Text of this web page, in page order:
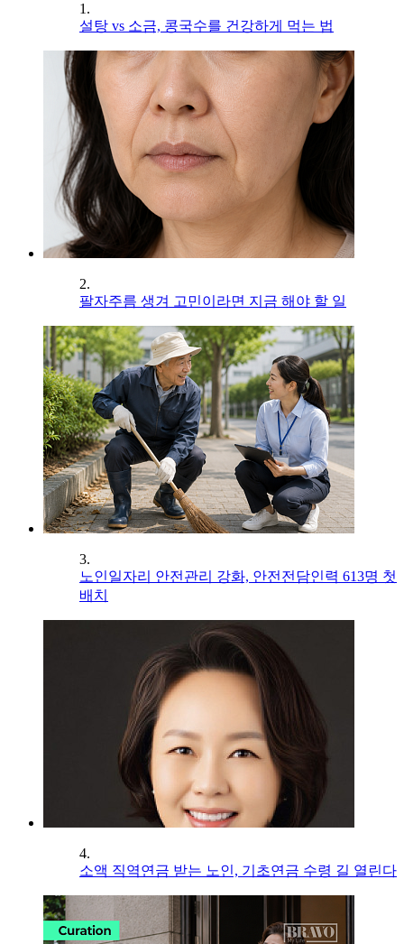
1.
설탕 vs 소금, 콩국수를 건강하게 먹는 법
2.
팔자주름 생겨 고민이라면 지금 해야 할 일
3.
노인일자리 안전관리 강화, 안전전담인력 613명 첫
배치
4.
소액 직역연금 받는 노인, 기초연금 수령 길 열린다